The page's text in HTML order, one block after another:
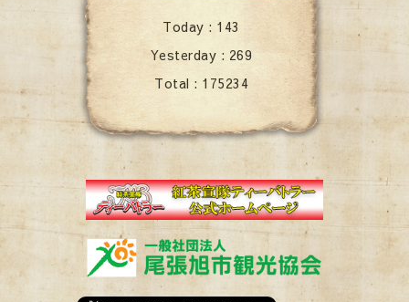
Today : 143
Yesterday : 269
Total : 175234